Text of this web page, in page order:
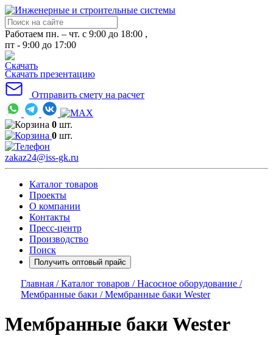
Работаем пн. – чт. с 9:00 до 18:00 ,
пт - 9:00 до 17:00
Скачать презентацию
Отправить смету на расчет
0 шт.
0 шт.
zakaz24@iss-gk.ru
Каталог товаров
Проекты
О компании
Контакты
Пресс-центр
Производство
Поиск
Получить оптовый прайс
Главная /Каталог товаров /Насосное оборудование /
Мембранные баки /Мембранные баки Wester
Мембранные баки Wester